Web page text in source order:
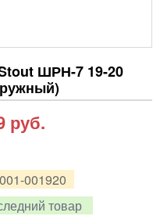
ШРН-7 19-20
001920
товар
руб.